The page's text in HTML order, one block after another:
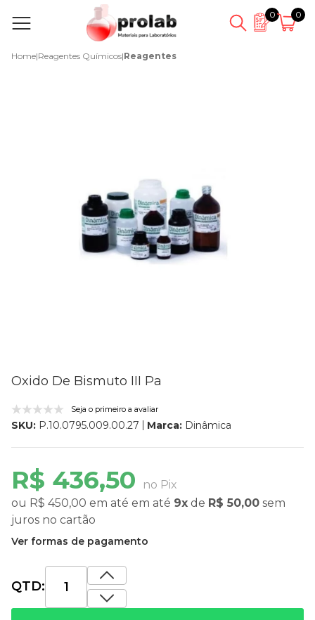
0 0
Home|Reagentes Químicos|Reagentes
Oxido De Bismuto III Pa
Seja o primeiro a avaliar
SKU: P.10.0795.009.00.27 Marca: Dinâmica
R$ 436,50
no Pix
ou R$ 450,00 em até em até 9x de R$ 50,00 sem
juros no cartão
Ver formas de pagamento
QTD: